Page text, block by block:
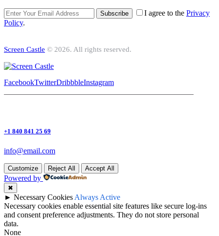
Subscribe I agree to the Privacy
Policy.
Screen Castle © 2026. All rights reserved.
FacebookTwitterDribbbleInstagram
+1 840 841 25 69
info@email.com
Customize Reject All Accept All
Powered by
✖
► Necessary Cookies Always Active
Necessary cookies enable essential site features like secure log-ins
and consent preference adjustments. They do not store personal
data.
None